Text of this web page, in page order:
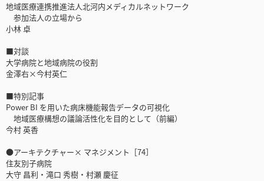
地域医療連携推進法人北河内メディカルネットワーク
参加法人の立場から
小林 卓
■対談
大学病院と地域病院の役割
金澤右×今村英仁
■特別記事
Power BI を用いた病床機能報告データの可視化
地域医療構想の議論活性化を目的として（前編）
今村 英香
●アーキテクチャー× マネジメント［74］
住友別子病院
大守 昌利・滝口 秀樹・村瀬 慶征